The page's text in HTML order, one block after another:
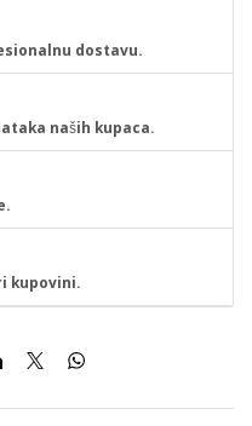
dostavu.
naših kupaca.
kupovini.